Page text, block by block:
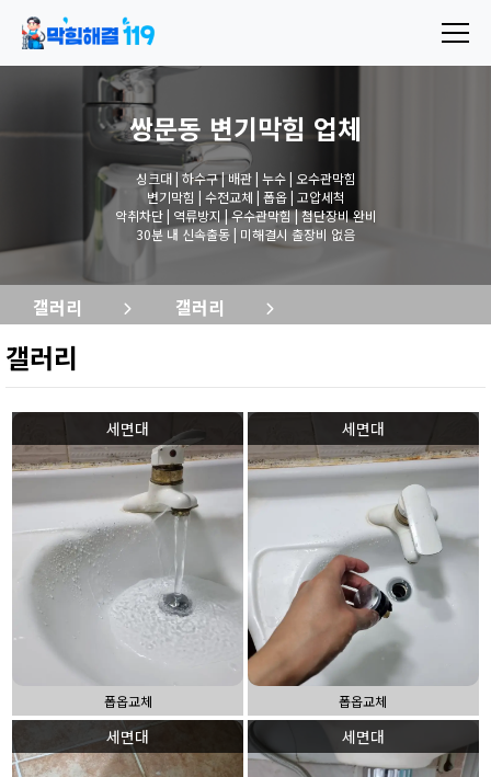
쌍문동 변기막힘 업체
싱크대 | 하수구 | 배관 | 누수 | 오수관막힘
변기막힘 | 수전교체 | 폽옵 | 고압세척
악취차단 | 역류방지 | 우수관막힘 | 첨단장비 완비
30분 내 신속출동 | 미해결시 출장비 없음
갤러리 갤러리
갤러리
세면대
폽옵교체
세면대
폽옵교체
세면대 세면대